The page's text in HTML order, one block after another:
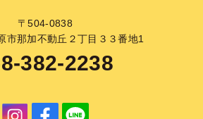
〒504-0838
市那加不動丘２丁目３３番地1
382-2238